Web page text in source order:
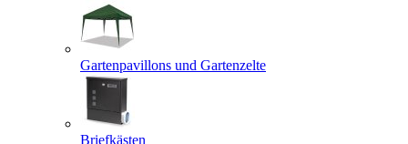
Gartenpavillons und Gartenzelte
Briefkästen